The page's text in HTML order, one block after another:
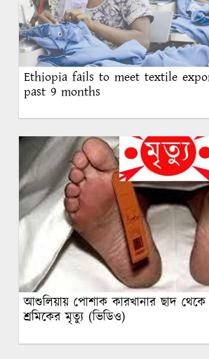
Ethiopia fails to meet textile
past 9 months
আশুলিয়ায় পোশাক কারখানার ছাদ থেকে
শ্রমিকের মৃত্যু (ভিডিও)